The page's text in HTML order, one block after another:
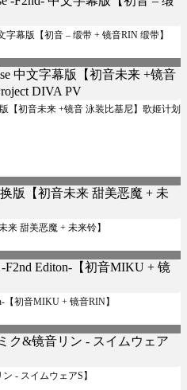
字幕版【初音 – 缎带 + 镜音RIN 缎带】
【初音未来 +镜音 泳装比基尼】歌姬计划
来 甜美恶魔 + 未来铃】
【初音MIKU + 镜音RIN】
- スイムウェアS】